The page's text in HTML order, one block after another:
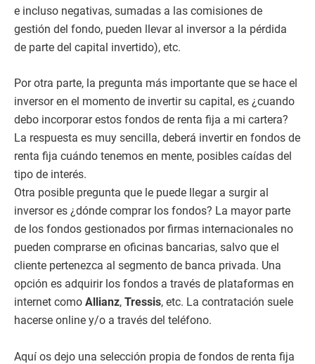
e incluso negativas, sumadas a las comisiones de
gestión del fondo, pueden llevar al inversor a la pérdida
de parte del capital invertido), etc.
Por otra parte, la pregunta más importante que se hace el
inversor en el momento de invertir su capital, es ¿cuando
debo incorporar estos fondos de renta fija a mi cartera?
La respuesta es muy sencilla, deberá invertir en fondos de
renta fija cuándo tenemos en mente, posibles caídas del
tipo de interés.
Otra posible pregunta que le puede llegar a surgir al
inversor es ¿dónde comprar los fondos? La mayor parte
de los fondos gestionados por firmas internacionales no
pueden comprarse en oficinas bancarias, salvo que el
cliente pertenezca al segmento de banca privada. Una
opción es adquirir los fondos a través de plataformas en
internet como Allianz, Tressis, etc. La contratación suele
hacerse online y/o a través del teléfono.
Aquí os dejo una selección propia de fondos de renta fija